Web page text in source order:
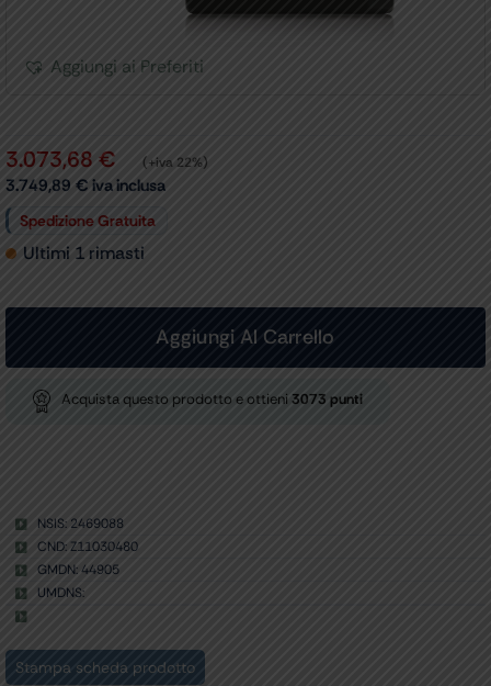
Aggiungi ai Preferiti
3.073,68 € (+iva 22%)
3.749,89 € iva inclusa
Spedizione Gratuita
Ultimi 1 rimasti
INTRAORALE
quantità
Aggiungi Al Carrello
Acquista questo prodotto e ottieni 3073 punti
NSIS: 2469088
CND: Z11030480
GMDN: 44905
UMDNS:
Stampa scheda prodotto